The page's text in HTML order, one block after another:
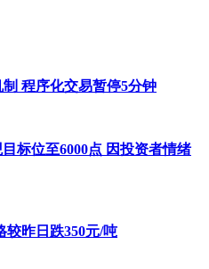
程序化交易暂停5分钟
标位至6000点 因投资者情绪
昨日跌350元/吨